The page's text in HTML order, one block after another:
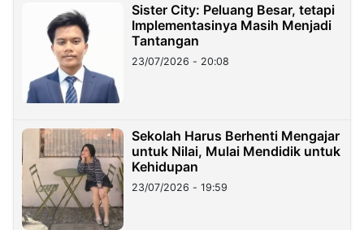
Sister City: Peluang Besar, tetapi
Implementasinya Masih Menjadi
Tantangan
23/07/2026 - 20:08
Sekolah Harus Berhenti Mengajar
untuk Nilai, Mulai Mendidik untuk
Kehidupan
23/07/2026 - 19:59